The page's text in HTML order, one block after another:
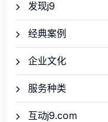
发现j9
经典案例
企业文化
服务种类
互动j9.com